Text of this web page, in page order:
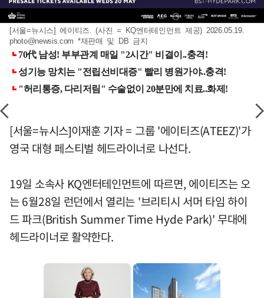
[서울=뉴시스] 에이티즈. (사진 = KQ엔터테인먼트 제공) 2026.05.19.
photo@newsis.com *재판매 및 DB 금지
[서울=뉴시스]이재훈 기자 = 그룹 '에이티즈(ATEEZ)'가
영국 대형 페스티벌 헤드라이너로 나선다.
19일 소속사 KQ엔터테인먼트에 따르면, 에이티즈는 오
는 6월28일 런던에서 열리는 '브리티시 서머 타임 하이
드 파크(British Summer Time Hyde Park)' 무대에
헤드라이너로 활약한다.